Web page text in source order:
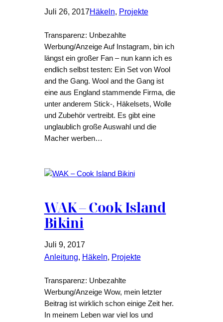
Juli 26, 2017Häkeln, Projekte
Transparenz: Unbezahlte
Werbung/Anzeige Auf Instagram, bin ich
längst ein großer Fan – nun kann ich es
endlich selbst testen: Ein Set von Wool
and the Gang. Wool and the Gang ist
eine aus England stammende Firma, die
unter anderem Stick-, Häkelsets, Wolle
und Zubehör vertreibt. Es gibt eine
unglaublich große Auswahl und die
Macher werben…
WAK – Cook Island
Bikini
Juli 9, 2017
Anleitung, Häkeln, Projekte
Transparenz: Unbezahlte
Werbung/Anzeige Wow, mein letzter
Beitrag ist wirklich schon einige Zeit her.
In meinem Leben war viel los und